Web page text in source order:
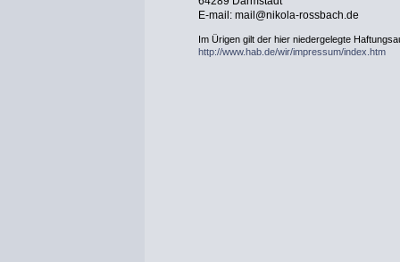
E-mail: mail@nikola-rossbach.de
Im Ürigen gilt der hier niedergelegte
http://www.hab.de/wir/impressum/index.htm